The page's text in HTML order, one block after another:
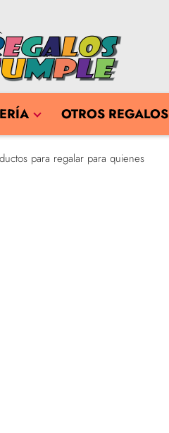
OTROS REGALOS
para regalar para quienes